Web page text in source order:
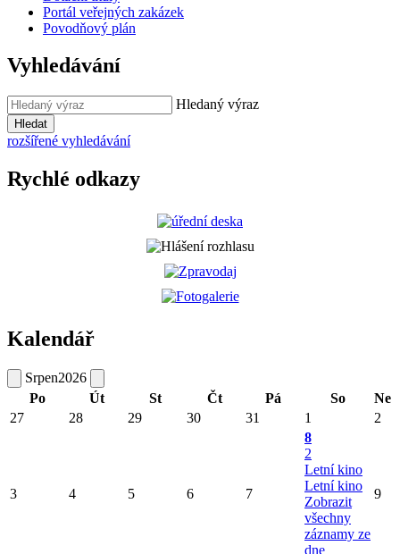
Portál veřejných zakázek
Povodňový plán
Vyhledávání
Hledaný výraz
Hledat
rozšířené vyhledávání
Rychlé odkazy
Kalendář
Srpen2026
Po
Út St Čt Pá So
Ne
27
28 29 30 31 1 2
3 4 5 6 7
8
2
Letní kino
Letní kino
Zobrazit
všechny
záznamy ze
dne
9